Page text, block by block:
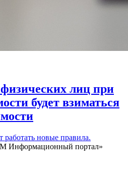
лиц при
будет взиматься
работать новые правила.
Информационный портал»